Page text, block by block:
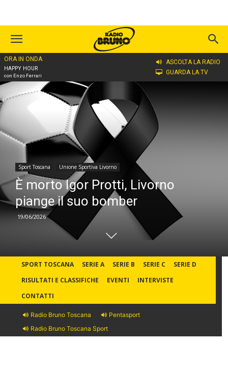
ORA IN ONDA
HAPPY HOUR
con Enzo Ferrari
ASCOLTA LA RADIO
GUARDA LA TV
Home
Sport Toscana Unione Sportiva Livorno
È morto Igor Protti, Livorno
piange il suo bomber
19/06/2026
SPORT TOSCANA SERIE A SERIE B SERIE C
SERIE D
RISULTATI E CLASSIFICHE
EVENTI
INTERVISTE
CONTATTI
Radio Bruno Toscana
Pentasport
Radio Bruno Toscana Sport